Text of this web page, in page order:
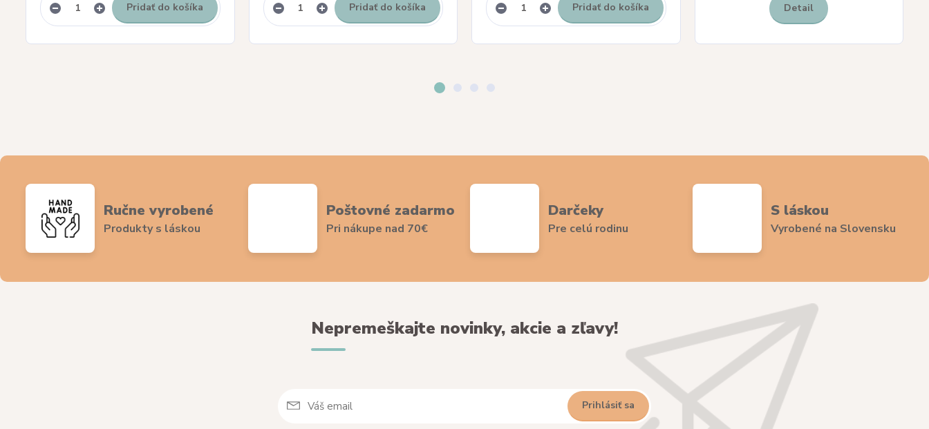
Pridať do košíka Pridať do košíka Pridať do košíka Detail
Ručne vyrobené
Produkty s láskou
Poštovné zadarmo
Pri nákupe nad 70€
Darčeky
Pre celú rodinu
S láskou
Vyrobené na Slovensku
Nepremeškajte novinky, akcie a zľavy!
Prihlásiť sa